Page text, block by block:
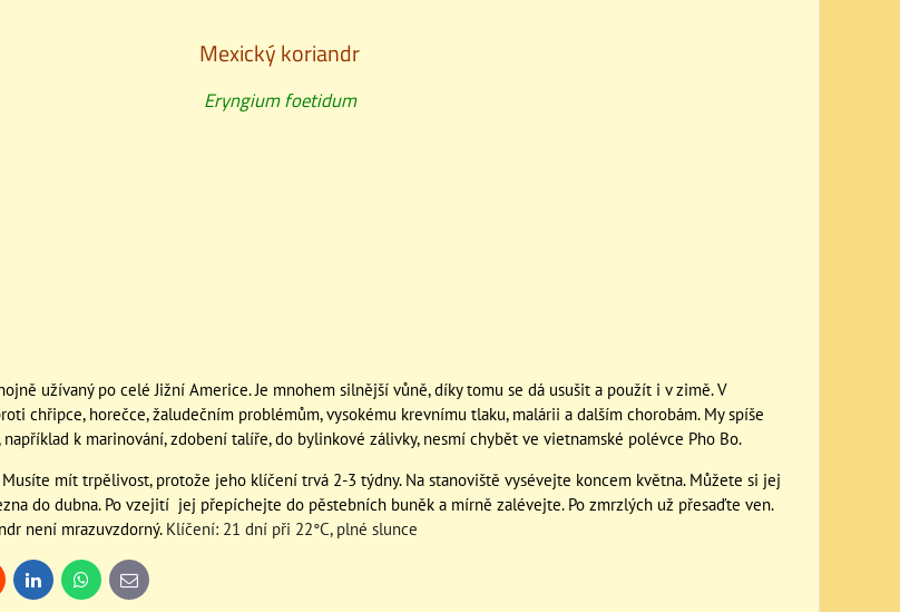
Mexický koriandr
Eryngium foetidum
užívaný po celé Jižní Americe. Je mnohem silnější vůně, díky tomu se dá usušit a použít i v zimě. V
chřipce, horečce, žaludečním problémům, vysokému krevnímu tlaku, malárii a dalším chorobám. My spíše
k marinování, zdobení talíře, do bylinkové zálivky, nesmí chybět ve vietnamské polévce Pho Bo.
Musíte mít trpělivost, protože jeho klíčení trvá 2-3 týdny. Na stanoviště vysévejte koncem května. Můžete si jej
do dubna. Po vzejití jej přepíchejte do pěstebních buněk a mírně zalévejte. Po zmrzlých už přesaďte ven.
není mrazuvzdorný. Klíčení: 21 dní při 22°C, plné slunce
LinkedInWhatsApp
E-
mail